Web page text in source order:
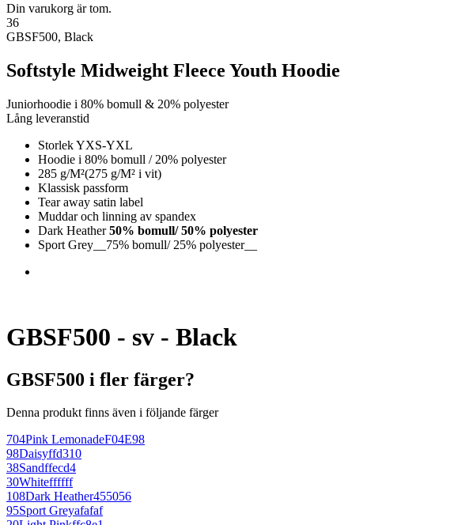
Din varukorg är tom.
36
GBSF500, Black
Softstyle Midweight Fleece Youth Hoodie
Juniorhoodie i 80% bomull & 20% polyester
Lång leveranstid
Storlek YXS-YXL
Hoodie i 80% bomull / 20% polyester
285 g/M²(275 g/M² i vit)
Klassisk passform
Tear away satin label
Muddar och linning av spandex
Dark Heather50% bomull/ 50% polyester
Sport Grey__75% bomull/ 25% polyester__
GBSF500 - sv - Black
GBSF500 i fler färger?
Denna produkt finns även i följande färger
704Pink LemonadeF04E98
98Daisyffd310
38Sandffecd4
30Whiteffffff
108Dark Heather455056
95Sport Greyafafaf